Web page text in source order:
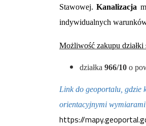
Stawowej. Kanalizacja
indywidualnych
Możliwość zakupu działki
działka 966/10 o
Link do geoportalu, gdzie
orientacyjnymi
https://